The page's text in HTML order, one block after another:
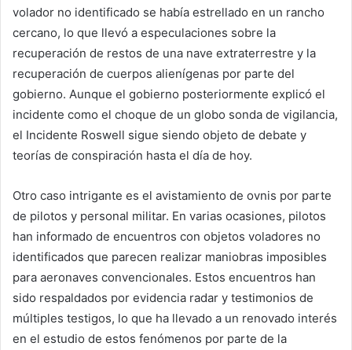
volador no identificado se había estrellado en un rancho
cercano, lo que llevó a especulaciones sobre la
recuperación de restos de una nave extraterrestre y la
recuperación de cuerpos alienígenas por parte del
gobierno. Aunque el gobierno posteriormente explicó el
incidente como el choque de un globo sonda de vigilancia,
el Incidente Roswell sigue siendo objeto de debate y
teorías de conspiración hasta el día de hoy.
Otro caso intrigante es el avistamiento de ovnis por parte
de pilotos y personal militar. En varias ocasiones, pilotos
han informado de encuentros con objetos voladores no
identificados que parecen realizar maniobras imposibles
para aeronaves convencionales. Estos encuentros han
sido respaldados por evidencia radar y testimonios de
múltiples testigos, lo que ha llevado a un renovado interés
en el estudio de estos fenómenos por parte de la